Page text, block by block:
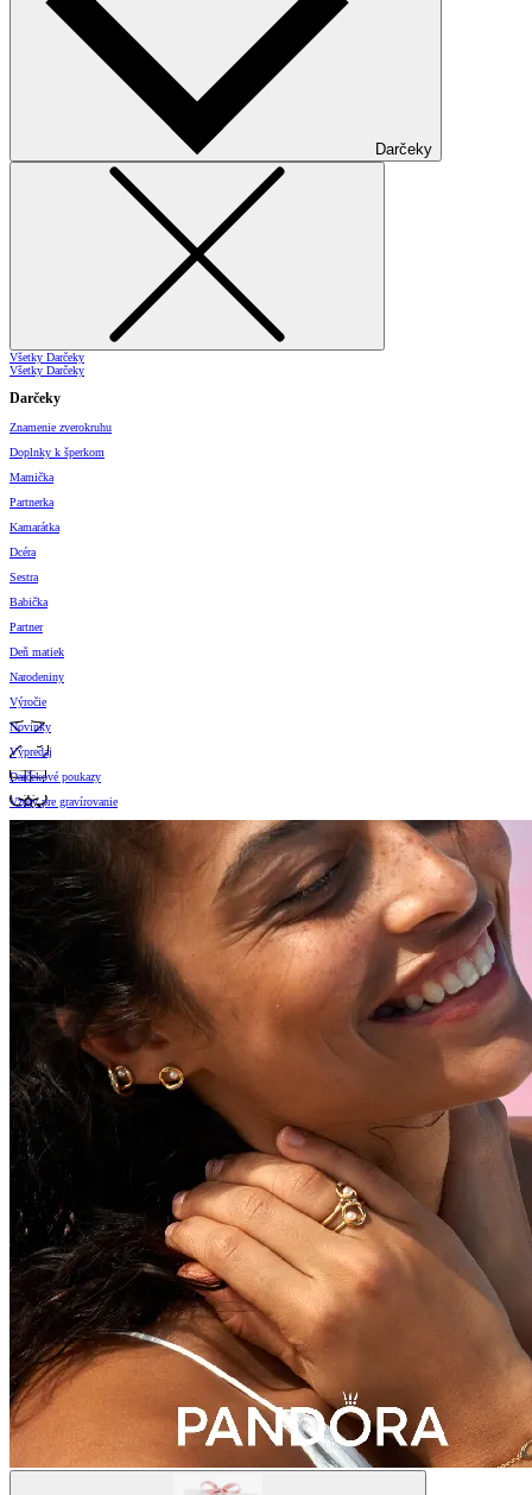
Darčeky
Všetky Darčeky
Všetky Darčeky
Darčeky
Znamenie zverokruhu
Doplnky k šperkom
Mamička
Partnerka
Kamarátka
Dcéra
Sestra
Babička
Partner
Deň matiek
Narodeniny
Výročie
Novinky
Výpredaj
Darčekové poukazy
Vzory pre gravírovanie